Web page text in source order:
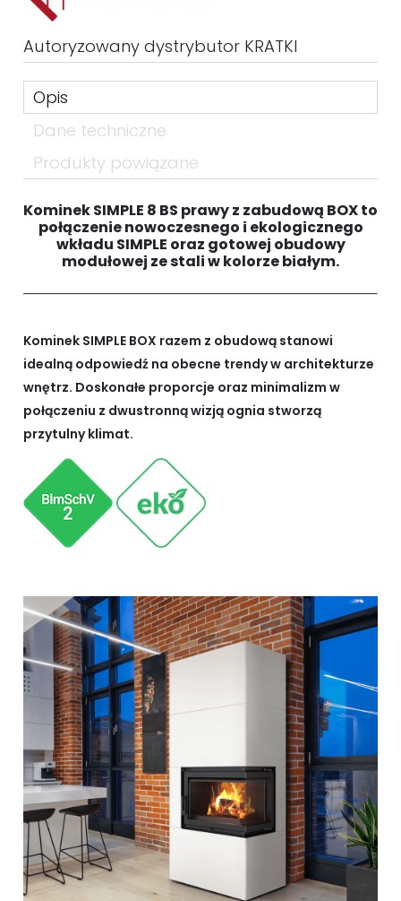
Autoryzowany dystrybutor KRATKI
Opis
Dane techniczne
Produkty powiązane
Kominek SIMPLE 8 BS prawy z zabudową BOX to
połączenie nowoczesnego i ekologicznego
wkładu SIMPLE oraz gotowej obudowy
modułowej ze stali w kolorze białym.
Kominek SIMPLE BOX razem z obudową stanowi
idealną odpowiedź na obecne trendy w architekturze
wnętrz. Doskonałe proporcje oraz minimalizm w
połączeniu z dwustronną wizją ognia stworzą
przytulny klimat.